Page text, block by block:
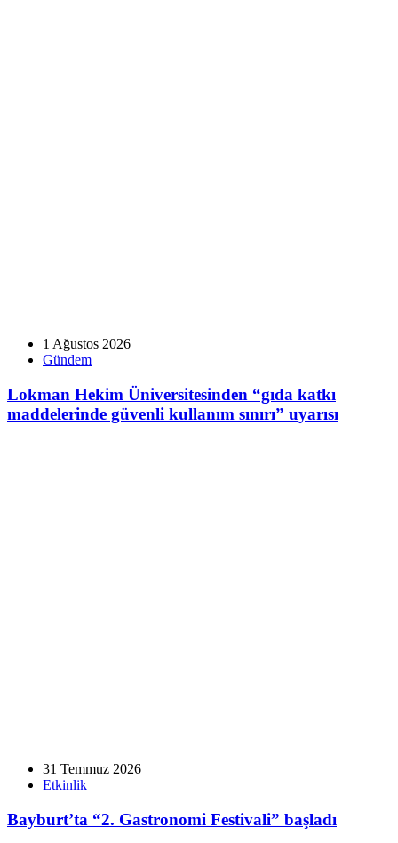
1 Ağustos 2026
Gündem
Lokman Hekim Üniversitesinden “gıda katkı
maddelerinde güvenli kullanım sınırı” uyarısı
31 Temmuz 2026
Etkinlik
Bayburt’ta “2. Gastronomi Festivali” başladı